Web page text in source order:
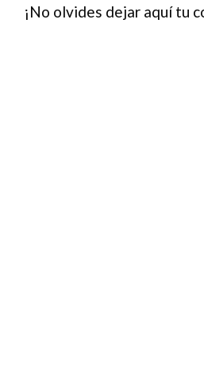
¡No olvides dejar aquí tu